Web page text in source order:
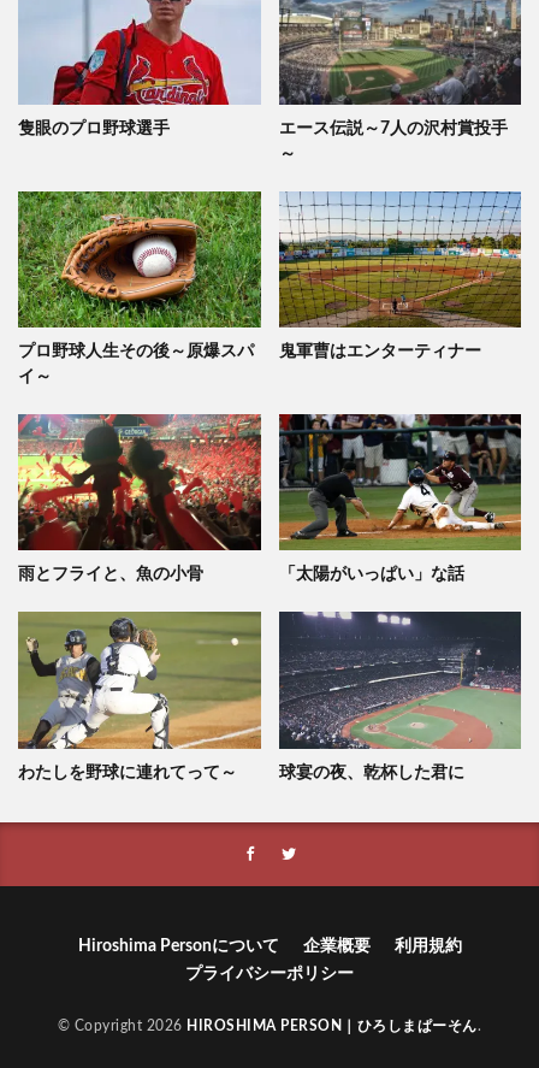
隻眼のプロ野球選手
エース伝説～7人の沢村賞投手
～
プロ野球人生その後～原爆スパ
イ～
鬼軍曹はエンターティナー
雨とフライと、魚の小骨 「太陽がいっぱい」な話
わたしを野球に連れてって～ 球宴の夜、乾杯した君に
Hiroshima Personについて 企業概要
利用規約
プライバシーポリシー
© Copyright 2026 HIROSHIMA PERSON｜ひろしまぱーそん.